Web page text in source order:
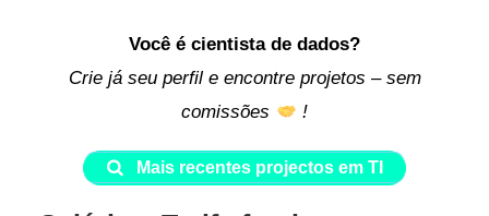
Você é cientista de dados?
Crie já seu perfil e encontre projetos – sem
comissões
!
Mais recentes projectos em TI